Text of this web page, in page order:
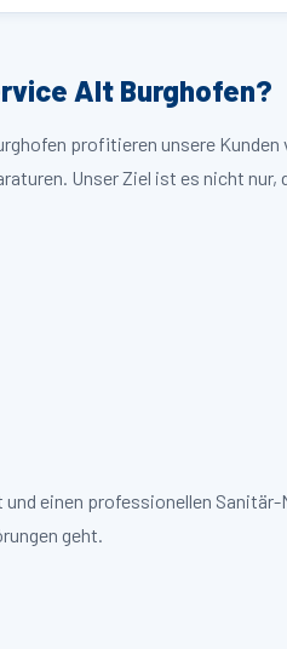
Alt Burghofen?
profitieren unsere
Unser Ziel ist es nicht nur,
einen professionellen
geht.